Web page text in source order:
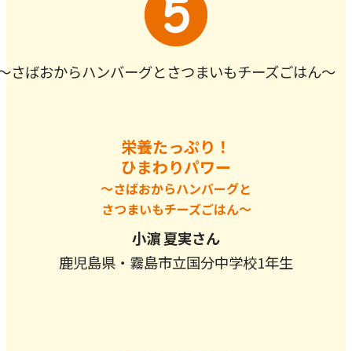
栄養たっぷり！
ひまわりパワー
～さばおからハンバーグと
さつまいもチーズごはん～
小濵 夏実さん
鹿児島県・霧島市立国分中学校1年生